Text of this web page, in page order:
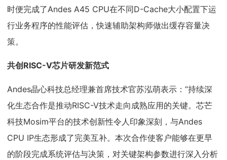
时便完成了Andes A45 CPU在不同D-Cache大小配置下运
行业务程序的性能评估，快速辅助架构师做出缓存容量决
策。
共创RISC-V芯片研发新范式
Andes晶心科技总经理兼首席技术官苏泓萌表示：“持续深
化生态合作是推动RISC-V技术走向成熟应用的关键。芯芒
科技Mosim平台的技术创新性令人印象深刻，与Andes
CPU IP生态形成了完美互补。本次合作使客户能够在更早
的阶段完成系统评估与决策，对关键架构参数进行深入分析